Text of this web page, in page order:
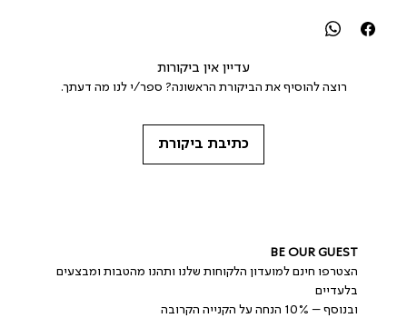
עדיין אין ביקורות
רוצה להוסיף את הביקורת הראשונה? ספר/י לנו מה דעתך.
כתיבת ביקורת
BE OUR GUEST
הצטרפו חינם למועדון הלקוחות שלנו ותהנו מהטבות ומבצעים
בלעדיים
ובנוסף – 10% הנחה על הקנייה הקרובה